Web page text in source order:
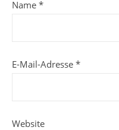
Name *
E-Mail-Adresse *
Website